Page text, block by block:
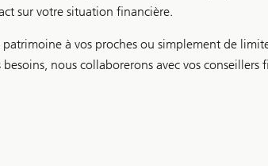
sur votre situation financière.
à vos proches ou simplement de
nous collaborerons avec vos conseillers